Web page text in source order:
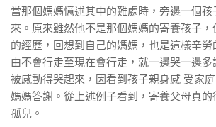
當那個媽媽憶述其中的難處時，旁邊一個
來。原來雖然他不是那個媽媽的寄養孩子，
的經歷，回想到自己的媽媽，也是這樣辛勞
由不會行走至現在會行走，就一邊哭一邊多
被感動得哭起來，因看到孩子親身感 受家
媽媽答謝。從上述例子看到，寄養父母真的
孤兒。